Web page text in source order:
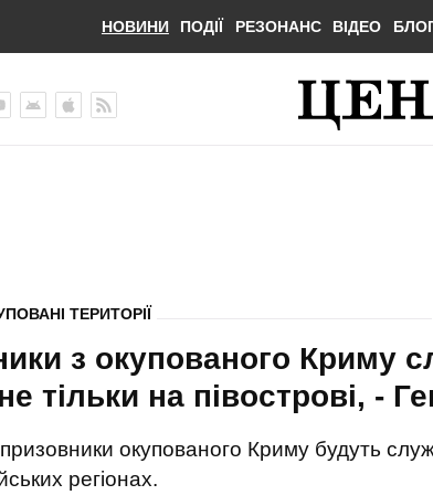
НОВИНИ ПОДІЇ РЕЗОНАНС ВІДЕО
ТЕРИТОРІЇ
з окупованого Криму
тільки на півострові, -
окупованого Криму будуть
регіонах.